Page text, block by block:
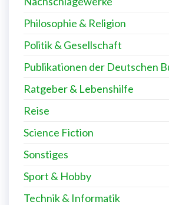
Philosophie & Religion
Politik & Gesellschaft
Publikationen der Deutschen
Ratgeber & Lebenshilfe
Reise
Science Fiction
Sonstiges
Sport & Hobby
Technik & Informatik